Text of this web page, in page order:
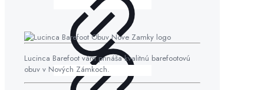
Lucinca Barefoot vám prináša kvalitnú barefootovú
obuv v Nových Zámkoch.